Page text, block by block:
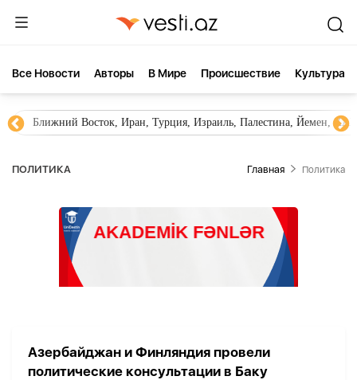
Все Новости Aвторы В Мире Происшествие Культура
Ближний Восток, Иран, Турция, Израиль, Палестина, Йемен,
ПОЛИТИКА Главная Политика
Азербайджан и Финляндия провели
политические консультации в Баку